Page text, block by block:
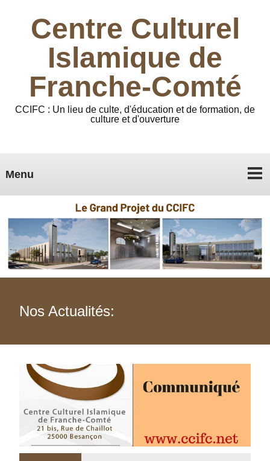
Centre Culturel
Islamique de
Franche-Comté
CCIFC : Un lieu de culte, d'éducation et de formation, de
culture et d'ouverture
Menu
Nos Actualités: